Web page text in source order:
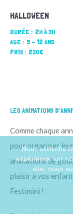
HALLOWEEN
DURÉE : 2H À 3H
AGE : 5 - 12 ANS
PRIX : 230€
LES ANIMATIONS
Comme chaque
pour organiser
animations de
plaisir à vos
Festimini !
Nous utilisons
expérience sur
site, nous